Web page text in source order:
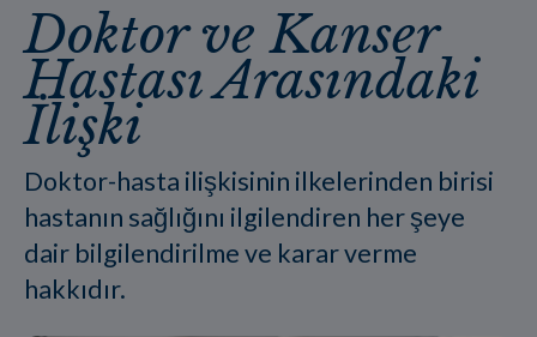
Doktor ve Kanser
Hastası Arasındaki
İlişki
Doktor-hasta ilişkisinin ilkelerinden birisi
hastanın sağlığını ilgilendiren her şeye
dair bilgilendirilme ve karar verme
hakkıdır.